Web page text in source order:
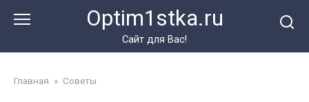
Optim1stka.ru
Сайт для Вас!
Главная » Советы